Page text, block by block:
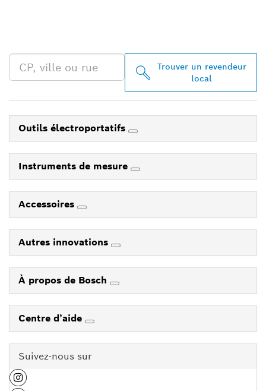
Trouver un revendeur
local
Outils électroportatifs
Instruments de mesure
Accessoires
Autres innovations
À propos de Bosch
Centre d’aide
Suivez-nous sur